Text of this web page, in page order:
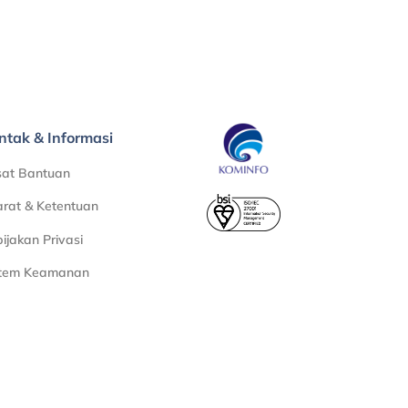
& Informasi
Bantuan
& Ketentuan
Privasi
Keamanan